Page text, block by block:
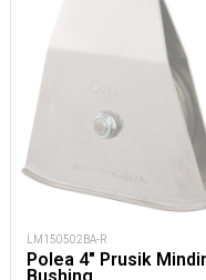
LM150502BA-R
Polea 4" Prusik